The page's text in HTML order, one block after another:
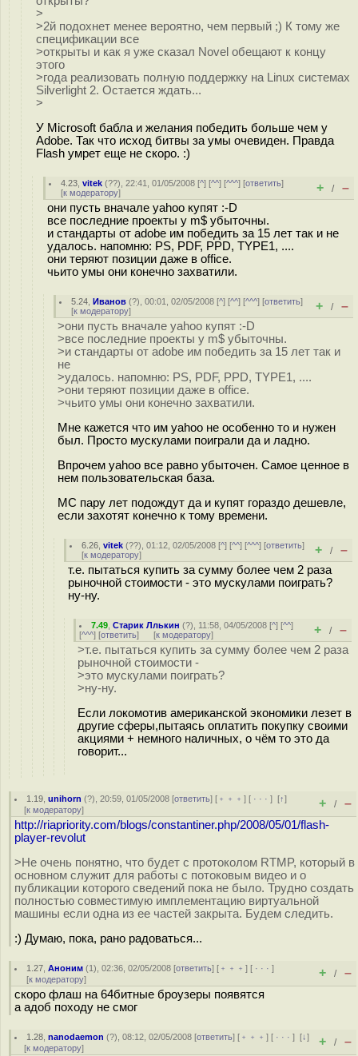
>
>2й подохнет менее вероятно, чем первый ;) К тому же
спецификации все
>открыты и как я уже сказал Novel обещают к концу
этого
>года реализовать полную поддержку на Linux системах
Silverlight 2. Остается ждать...
>
У Microsoft бабла и желания победить больше чем у
Adobe. Так что исход битвы за умы очевиден. Правда
Flash умрет еще не скоро. :)
4.23 ,vitek (??), 22:41, 01/05/2008 [^] [^^] [^^^] [ответить]
[к модератору] + / –
они пусть вначале yahoo купят :-D
все последние проекты у m$ убыточны.
и стандарты от adobe им победить за 15 лет так и не
удалось. напомню: PS, PDF, PPD, TYPE1, ....
они теряют позиции даже в office.
чьито умы они конечно захватили.
5.24 ,Иванов (?), 00:01, 02/05/2008 [^] [^^] [^^^] [ответить]
[к модератору] + / –
>они пусть вначале yahoo купят :-D
>все последние проекты у m$ убыточны.
>и стандарты от adobe им победить за 15 лет так и
не
>удалось. напомню: PS, PDF, PPD, TYPE1, ....
>они теряют позиции даже в office.
>чьито умы они конечно захватили.
Мне кажется что им yahoo не особенно то и нужен
был. Просто мускулами поиграли да и ладно.
Впрочем yahoo все равно убыточен. Самое ценное в
нем пользовательская база.
МС пару лет подождут да и купят гораздо дешевле,
если захотят конечно к тому времени.
6.26 ,vitek (??), 01:12, 02/05/2008 [^] [^^] [^^^] [ответить]
[к модератору] + / –
т.е. пытаться купить за сумму более чем 2 раза
рыночной стоимости - это мускулами поиграть?
ну-ну.
7.49 ,Старик Ллькин (?), 11:58, 04/05/2008 [^] [^^]
[^^^] [ответить] [к модератору] + / –
>т.е. пытаться купить за сумму более чем 2 раза
рыночной стоимости -
>это мускулами поиграть?
>ну-ну.
Если локомотив американской экономики лезет в
другие сферы,пытаясь оплатить покупку своими
акциями + немного наличных, о чём то это да
говорит...
1.19 ,unihorn (?), 20:59, 01/05/2008 [ответить] [ ﹢﹢﹢] [ · · ·][↑]
[к модератору] + / –
http://riapriority.com/blogs/constantiner.php/2008/05/01/flash-
player-revolut
>Не очень понятно, что будет с протоколом RTMP, который в
основном служит для работы с потоковым видео и о
публикации которого сведений пока не было. Трудно создать
полностью совместимую имплементацию виртуальной
машины если одна из ее частей закрыта. Будем следить.
:) Думаю, пока, рано радоваться...
1.27 ,Аноним (1), 02:36, 02/05/2008 [ответить] [ ﹢﹢﹢] [ · · ·]
[к модератору] + / –
скоро флаш на 64битные броузеры появятся
а адоб походу не смог
1.28 ,nanodaemon (?), 08:12, 02/05/2008 [ответить] [ ﹢﹢﹢] [ · · ·][↓]
[к модератору] + / –